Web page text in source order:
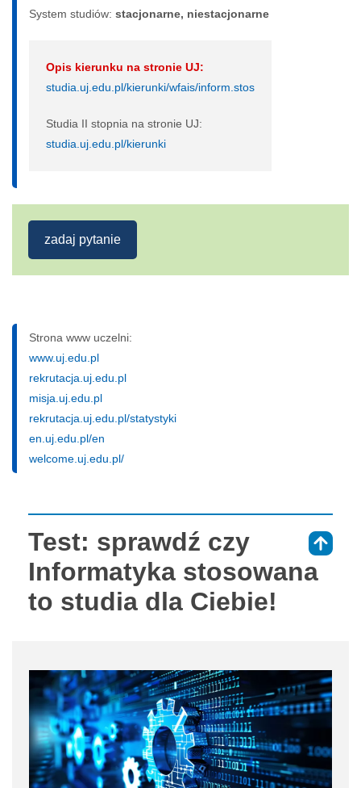
System studiów: sta­cjo­nar­ne, nie­sta­cjo­nar­ne
Opis kierunku na stronie UJ:
studia.uj.edu.pl/kierunki/wfais/inform.stos
Studia II stopnia na stronie UJ:
studia.uj.edu.pl/kierunki
zadaj pytanie
Strona www uczelni:
www.uj.edu.pl
rekrutacja.uj.edu.pl
misja.uj.edu.pl
rekrutacja.uj.edu.pl/statystyki
en.uj.edu.pl/en
welcome.uj.edu.pl/
Test: sprawdź czy
Informatyka stosowana
to studia dla Ciebie!